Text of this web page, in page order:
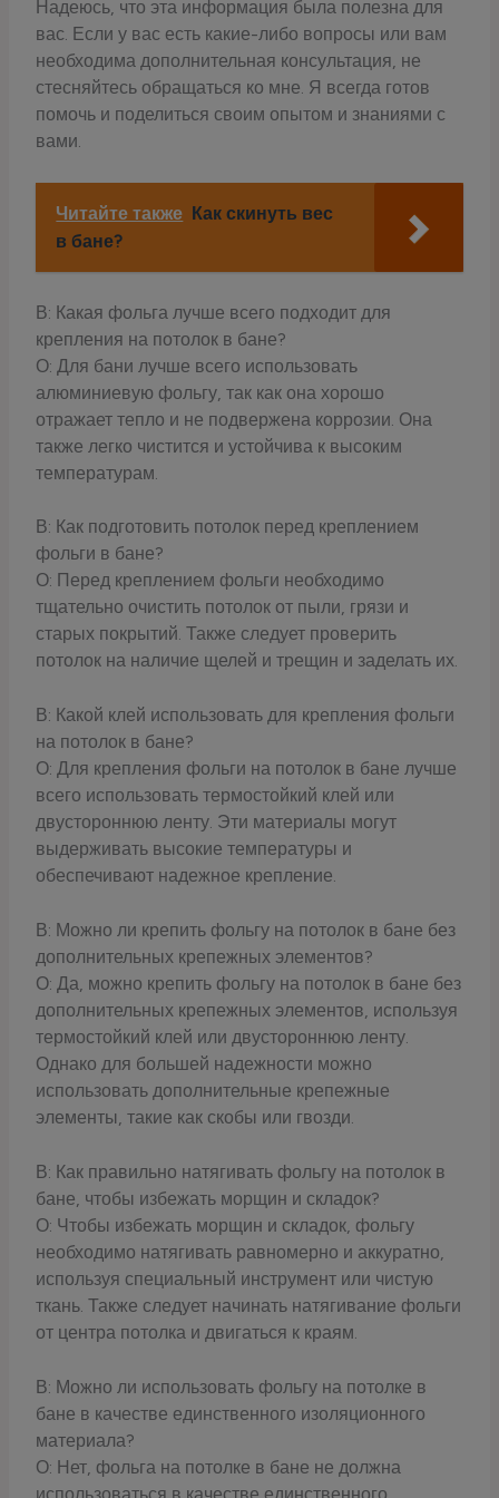
Надеюсь, что эта информация была полезна для
вас. Если у вас есть какие-либо вопросы или вам
необходима дополнительная консультация, не
стесняйтесь обращаться ко мне. Я всегда готов
помочь и поделиться своим опытом и знаниями с
вами.
Читайте также Как скинуть вес
в бане?
В: Какая фольга лучше всего подходит для
крепления на потолок в бане?
О: Для бани лучше всего использовать
алюминиевую фольгу, так как она хорошо
отражает тепло и не подвержена коррозии. Она
также легко чистится и устойчива к высоким
температурам.
В: Как подготовить потолок перед креплением
фольги в бане?
О: Перед креплением фольги необходимо
тщательно очистить потолок от пыли, грязи и
старых покрытий. Также следует проверить
потолок на наличие щелей и трещин и заделать их.
В: Какой клей использовать для крепления фольги
на потолок в бане?
О: Для крепления фольги на потолок в бане лучше
всего использовать термостойкий клей или
двустороннюю ленту. Эти материалы могут
выдерживать высокие температуры и
обеспечивают надежное крепление.
В: Можно ли крепить фольгу на потолок в бане без
дополнительных крепежных элементов?
О: Да, можно крепить фольгу на потолок в бане без
дополнительных крепежных элементов, используя
термостойкий клей или двустороннюю ленту.
Однако для большей надежности можно
использовать дополнительные крепежные
элементы, такие как скобы или гвозди.
В: Как правильно натягивать фольгу на потолок в
бане, чтобы избежать морщин и складок?
О: Чтобы избежать морщин и складок, фольгу
необходимо натягивать равномерно и аккуратно,
используя специальный инструмент или чистую
ткань. Также следует начинать натягивание фольги
от центра потолка и двигаться к краям.
В: Можно ли использовать фольгу на потолке в
бане в качестве единственного изоляционного
материала?
О: Нет, фольга на потолке в бане не должна
использоваться в качестве единственного